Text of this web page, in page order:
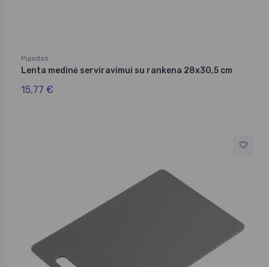
Pujadas
Lenta medinė serviravimui su rankena 28x30,5 cm
15,77 €